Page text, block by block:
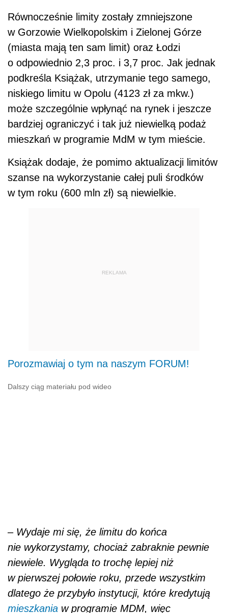
Równocześnie limity zostały zmniejszone
w Gorzowie Wielkopolskim i Zielonej Górze
(miasta mają ten sam limit) oraz Łodzi
o odpowiednio 2,3 proc. i 3,7 proc. Jak jednak
podkreśla Książak, utrzymanie tego samego,
niskiego limitu w Opolu (4123 zł za mkw.)
może szczególnie wpłynąć na rynek i jeszcze
bardziej ograniczyć i tak już niewielką podaż
mieszkań w programie MdM w tym mieście.
Książak dodaje, że pomimo aktualizacji limitów
szanse na wykorzystanie całej puli środków
w tym roku (600 mln zł) są niewielkie.
REKLAMA
Porozmawiaj o tym na naszym FORUM!
Dalszy ciąg materiału pod wideo
‒ Wydaje mi się, że limitu do końca
nie wykorzystamy, chociaż zabraknie pewnie
niewiele. Wygląda to trochę lepiej niż
w pierwszej połowie roku, przede wszystkim
dlatego że przybyło instytucji, które kredytują
mieszkania w programie MDM, więc